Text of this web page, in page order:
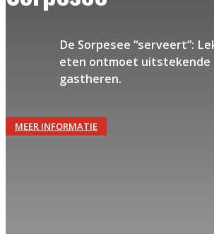
De Sorpesee “serveert”:
eten ontmoet uitstekende
gastheren.
MEER INFORMATIE